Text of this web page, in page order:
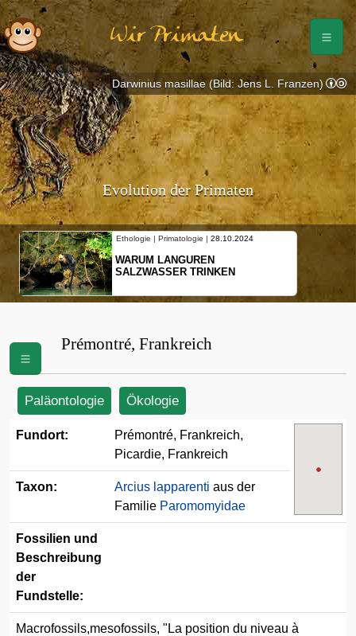
Wir Primaten
Evolution der Primaten
Ethologie | Primatologie | 28.10.2024
WARUM LANGUREN
SALZWASSER TRINKEN
Darwinius masillae (Bild: Jens L. Franzen)
Prémontré, Frankreich
Paläontologie Ökologie
Fundort:
Prémontré, Frankreich,
Picardie, Frankreich
Taxon: Arcius lapparenti aus der
Familie Paromomyidae
Fossilien und
Beschreibung
der
Fundstelle:
Macrofossils,mesofossils, "La position du niveau à